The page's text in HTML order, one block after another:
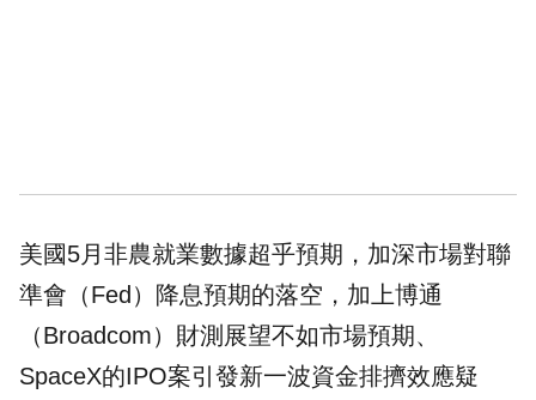
美國5月非農就業數據超乎預期，加深市場對聯
準會（Fed）降息預期的落空，加上博通
（Broadcom）財測展望不如市場預期、
SpaceX的IPO案引發新一波資金排擠效應疑